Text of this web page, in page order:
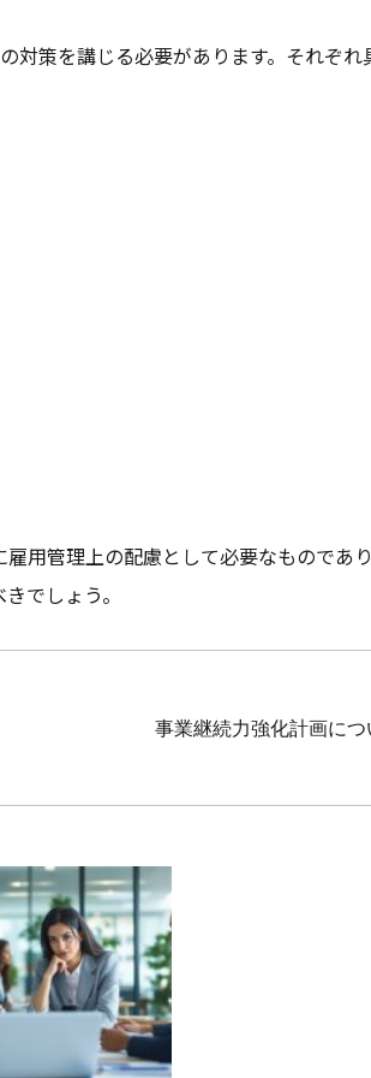
対策を講じる必要があります。それぞれ
用管理上の配慮として必要なものであ
でしょう。
事業継続力強化計画につ